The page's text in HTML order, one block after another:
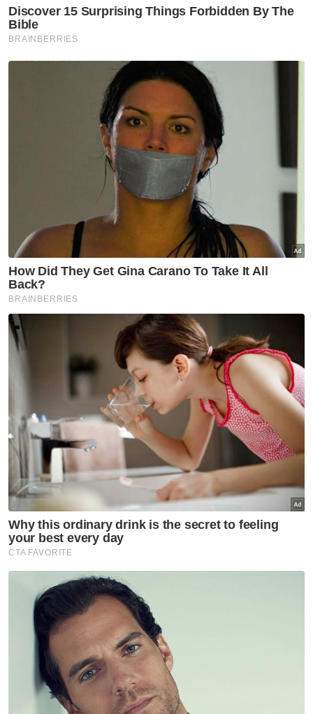
perbuatan bertentangan akidah di kawasan
perkuburan.
Sementara itu, Setiausaha Masjid At-Taqwa,
Jerlun, Mhd Shukri Hassan berkata, pihaknya
mengesahkan menerima arahan daripada
JHEAIK untuk melakukan pemantauan dan
turut memohon penduduk setempat agar
sama-sama membantu.
Artikel Berkaitan:
NGO, pemimpin masyarakat hulur bantuan, jamin
pendidikan Putri Qisya
JPN Kedah pastikan kebajikan, pendidikan Putri
Qisya terbela
[VIDEO] ‘Kalau betul abang ada dalam sungai ini,
timbullah’ - Doa adik terjawab di Sungai Korok
[VIDEO] ‘Abang nak minta mak halalkan setiap titik
susu’ – Kata-kata terakhir Azim sebelum tragedi
'Kenalkan anak baru saya, Putri Qisya' - Nurulhidayah
'Qisya kelihatan matang tapi jiwa kecilnya masih
bergelut dengan trauma'
Jelasnya, usaha tersebut dilakukan bagi
mengelakkan kejadian seperti tindakan
individu yang didakwa mengambil tanah
kubur arwah Nurly Sahirah Azman, pelajar
Universiti Pendidikan Sultan Idris (UPSI) yang
maut dalam kemalangan di Gerik, daripada
berulang di tanah perkuburan tersebut.
“Pihak masjid tidak menghalang orang ramai
untuk menziarahi pusara arwah namun
menegaskan agar tiada perkara syirik
dilakukan.
“Ziarah tiada masalah, tapi jangan buat benda
yang bercanggah dengan agama. Ambil
tanah kubur atau buat ritual yang melampau,
itu tidak boleh. Kami akan lapor kepada pihak
berkuasa jika berlaku,” katanya.